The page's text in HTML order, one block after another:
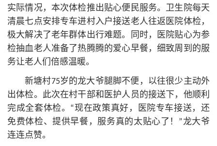
实际情况，本次体检推出贴心便民服务。卫生院每天
清晨七点安排专车进村入户接送老人往返医院体检，
极大解决了老年群体出行难题。同时，医院贴心为参
检抽血老人准备了热腾腾的爱心早餐，细致周到的服
务让老人们倍感温暖。
新塘村75岁的龙大爷腿脚不便，以往很少主动外
出体检。此次在村干部和医护人员的接送下，他顺利
完成全套体检。“现在政策真好，医院专车接送，还
免费体检、提供早餐，服务真的太贴心了！”龙大爷
连连点赞。